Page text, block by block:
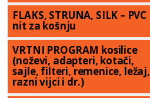
FLAKS, STRUNA, SILK – PVC
nit za košnju
VRTNI PROGRAM kosilice
(noževi, adapteri, kotači,
sajle, filteri, remenice, ležaj,
razni vijci i dr.)